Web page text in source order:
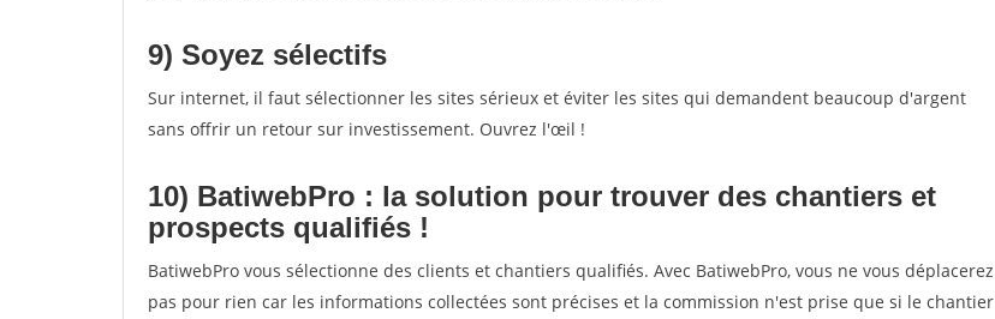
9) Soyez sélectifs
Sur internet, il faut sélectionner les sites sérieux et éviter les sites qui demandent beaucoup d'argent
sans offrir un retour sur investissement. Ouvrez l'œil !
10) BatiwebPro : la solution pour trouver des chantiers et
prospects qualifiés !
BatiwebPro vous sélectionne des clients et chantiers qualifiés. Avec BatiwebPro, vous ne vous déplacerez
pas pour rien car les informations collectées sont précises et la commission n'est prise que si le chantier